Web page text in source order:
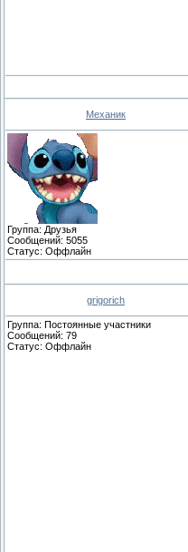
Механик
Группа: Друзья
Сообщений: 5055
Статус: Оффлайн
grigorich
Группа: Постоянные участники
Сообщений: 79
Статус: Оффлайн